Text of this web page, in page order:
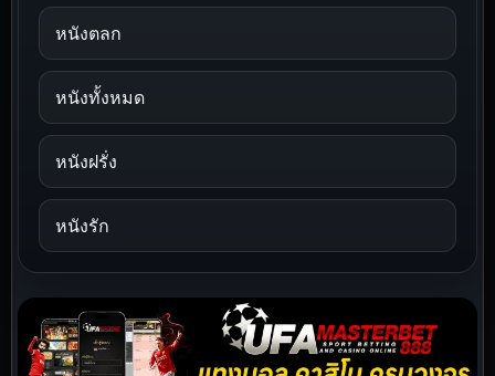
หนังตลก
หนังทั้งหมด
หนังฝรั่ง
หนังรัก